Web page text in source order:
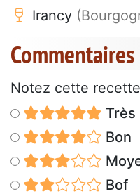
Irancy
Commentaires
Notez cette
Très
Bon
Bof